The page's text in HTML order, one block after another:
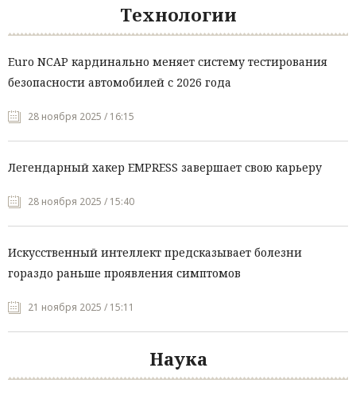
Технологии
Euro NCAP кардинально меняет систему тестирования
безопасности автомобилей с 2026 года
28 ноября 2025 / 16:15
Легендарный хакер EMPRESS завершает свою карьеру
28 ноября 2025 / 15:40
Искусственный интеллект предсказывает болезни
гораздо раньше проявления симптомов
21 ноября 2025 / 15:11
Наука